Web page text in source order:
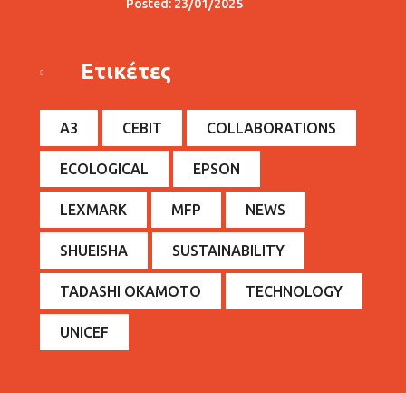
Posted: 23/01/2025
Ετικέτες
A3 CEBIT COLLABORATIONS
ECOLOGICAL EPSON
LEXMARK MFP NEWS
SHUEISHA SUSTAINABILITY
TADASHI OKAMOTO TECHNOLOGY
UNICEF